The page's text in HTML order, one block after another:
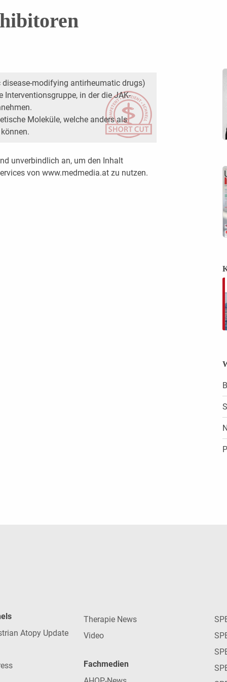
modifying antirheumatic drugs)
in der die JAK-
Moleküle, welche anders als
unverbindlich an, um den Inhalt
von www.medmedia.at zu nutzen.
Atopy Update
Therapie News
Video
Fachmedien